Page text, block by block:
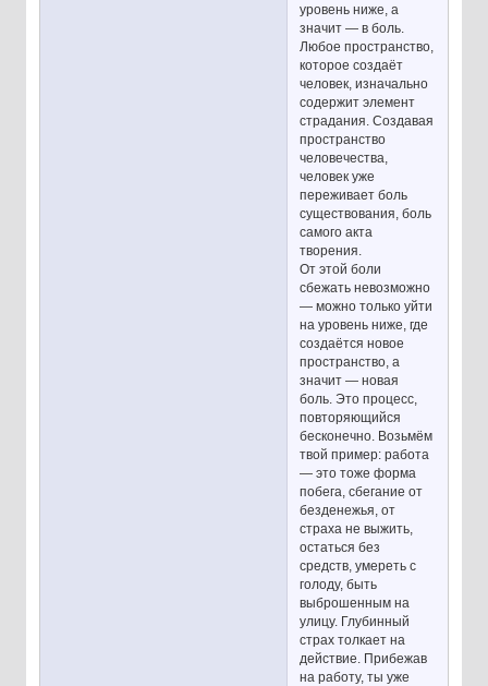
уровень ниже, а
значит — в боль.
Любое пространство,
которое создаёт
человек, изначально
содержит элемент
страдания. Создавая
пространство
человечества,
человек уже
переживает боль
существования, боль
самого акта
творения.
От этой боли
сбежать невозможно
— можно только уйти
на уровень ниже, где
создаётся новое
пространство, а
значит — новая
боль. Это процесс,
повторяющийся
бесконечно. Возьмём
твой пример: работа
— это тоже форма
побега, сбегание от
безденежья, от
страха не выжить,
остаться без
средств, умереть с
голоду, быть
выброшенным на
улицу. Глубинный
страх толкает на
действие. Прибежав
на работу, ты уже